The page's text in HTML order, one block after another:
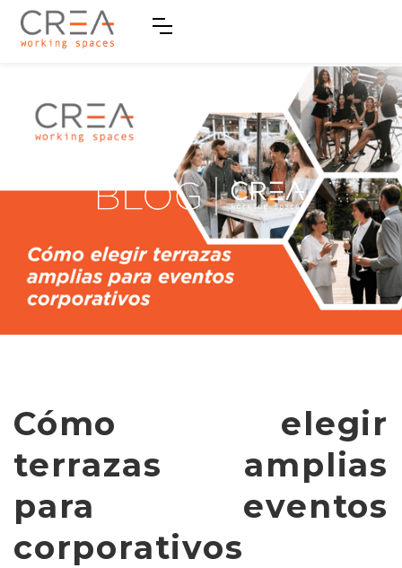
Cómo elegir
terrazas amplias
para eventos
corporativos